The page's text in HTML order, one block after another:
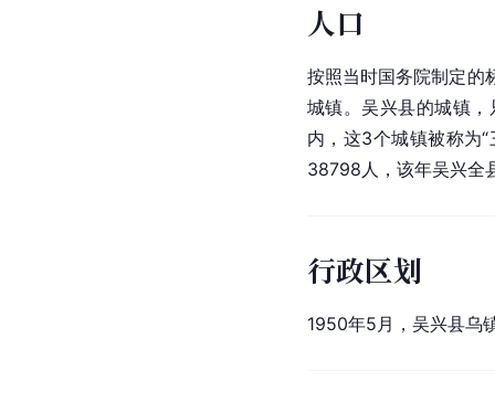
人口
按照当时国务院制定的
城镇。吴兴县的城镇，
内，这3个城镇被称为
38798人，该年吴兴全
行政区划
1950年5月，吴兴县乌